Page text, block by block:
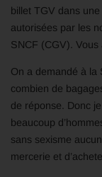
billet TGV dans
autorisées par les
SNCF (CGV).
On a demandé à la
combien de
de réponse. Donc
beaucoup
sans sexisme
mercerie et